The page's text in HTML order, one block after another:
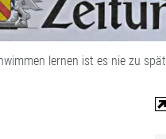
lernen ist es nie zu spät